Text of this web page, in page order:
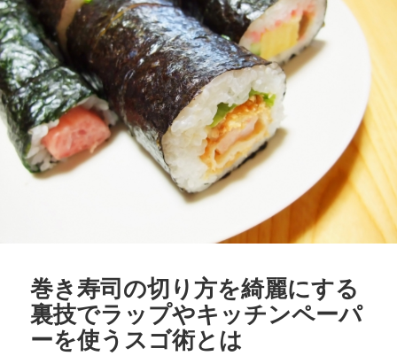
巻き寿司の切り方を綺麗にする
裏技でラップやキッチンペーパ
ーを使うスゴ術とは